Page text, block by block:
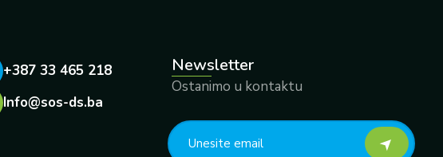
+387 33 465 218
Info@sos-ds.ba
Newsletter
Ostanimo u kontaktu